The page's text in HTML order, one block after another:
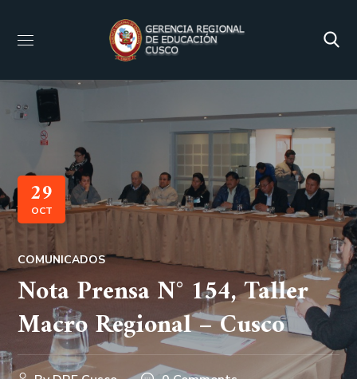
29
OCT
COMUNICADOS
Nota Prensa N° 154, Taller
Macro Regional – Cusco